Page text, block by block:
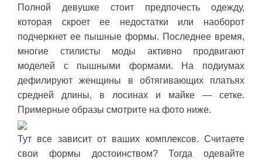
Полной девушке стоит предпочесть одежду,
которая скроет ее недостатки или наоборот
подчеркнет ее пышные формы. Последнее время,
многие стилисты моды активно продвигают
моделей с пышными формами. На подиумах
дефилируют женщины в обтягивающих платьях
средней длины, в лосинах и майке — сетке.
Примерные образы смотрите на фото ниже.
Тут все зависит от ваших комплексов. Считаете
свои формы достоинством? Тогда одевайте